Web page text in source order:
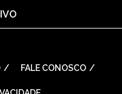
FALE CONOSCO